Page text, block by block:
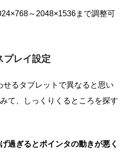
～2048×1536まで調整可
プレイ設定
せるタブレットで異なると思い
て、しっくりくるところを探す
過ぎるとポインタの動きが悪く